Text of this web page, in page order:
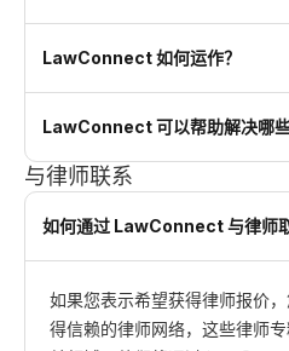
LawConnect 如何运作？
LawConnect 可以帮助解决哪些
与律师联系
如何通过 LawConnect 与律师
如果您表示希望获得律师报价
得信赖的律师网络，这些律师